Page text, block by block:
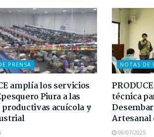
PRENSA
amplía los servicios
Piura a las
productivas acuícola y
NOTAS DE
técnica
Artesanal
08/07/2025